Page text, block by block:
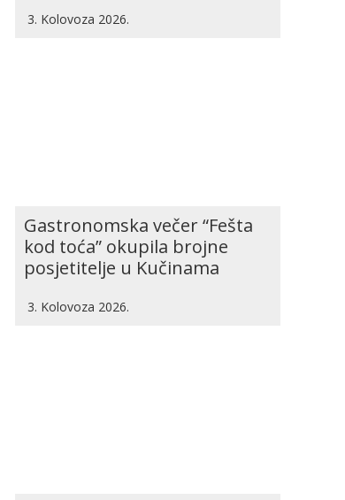
3. Kolovoza 2026.
Gastronomska večer “Fešta
kod toća” okupila brojne
posjetitelje u Kučinama
3. Kolovoza 2026.